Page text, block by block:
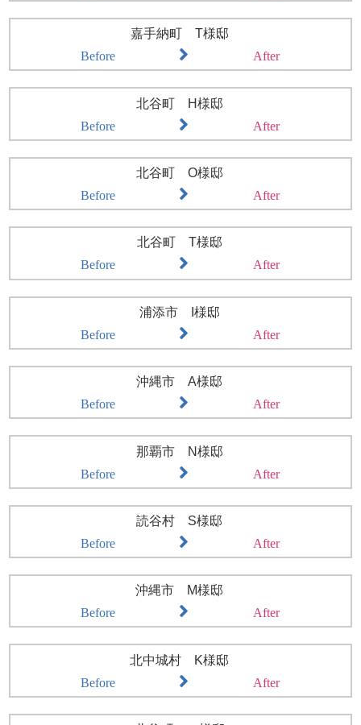
嘉手納町 T様邸
Before
After
北谷町 H様邸
Before
After
北谷町 O様邸
Before
After
北谷町 T様邸
Before
After
浦添市 I様邸
Before
After
沖縄市 A様邸
Before
After
那覇市 N様邸
Before
After
読谷村 S様邸
Before
After
沖縄市 M様邸
Before
After
北中城村 K様邸
Before
After